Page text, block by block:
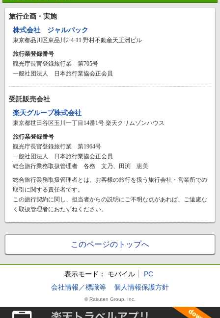
旅行企画・実施
株式会社 ジャルパック
東京都品川区東品川2-4-11 野村不動産天王洲ビル
旅行業登録番号
観光庁長官登録旅行業 第705号
一般社団法人 日本旅行業協会正会員
受託販売会社
楽天グループ株式会社
東京都世田谷区玉川一丁目14番1号 楽天クリムゾンハウス
旅行業登録番号
観光庁長官登録旅行業 第1964号
一般社団法人 日本旅行業協会正会員
総合旅行業務取扱管理者 各務 文乃、田渕 恵美
総合旅行業務取扱管理者とは、お客様の旅行を扱う旅行会社・営業所での
取引に関する責任者です。
この旅行契約に関し、担当者からの説明にご不明な点があれば、ご遠慮な
く取扱管理者におたずねください。
このページのトップへ
表示モード： モバイル
PC
会社情報／標識等
個人情報保護方針
© Rakuten Group, Inc.